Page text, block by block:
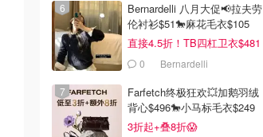
Bernardelli 八月大促📢拉夫劳
伦衬衫$51🐎麻花毛衣$105
直接4.5折！TB四杠卫衣$481
0 Bernardelli
Farfetch终极狂欢💥加鹅羽绒
背心$496🐎小马标毛衣$249
3折起+叠8折😱